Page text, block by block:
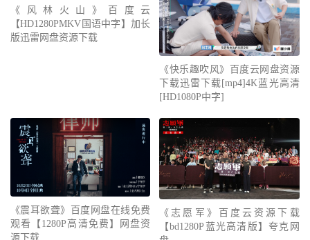
《风林火山》百度云
【HD1280PMKV国语中字】加长
版迅雷网盘资源下载
《快乐趣吹风》百度云网盘资源
下载迅雷下载[mp4]4K蓝光高清
[HD1080P中字]
《震耳欲聋》百度网盘在线免费
观看【1280P高清免费】网盘资
源下载
《志愿军》百度云资源下载
【bd1280P蓝光高清版】夸克网